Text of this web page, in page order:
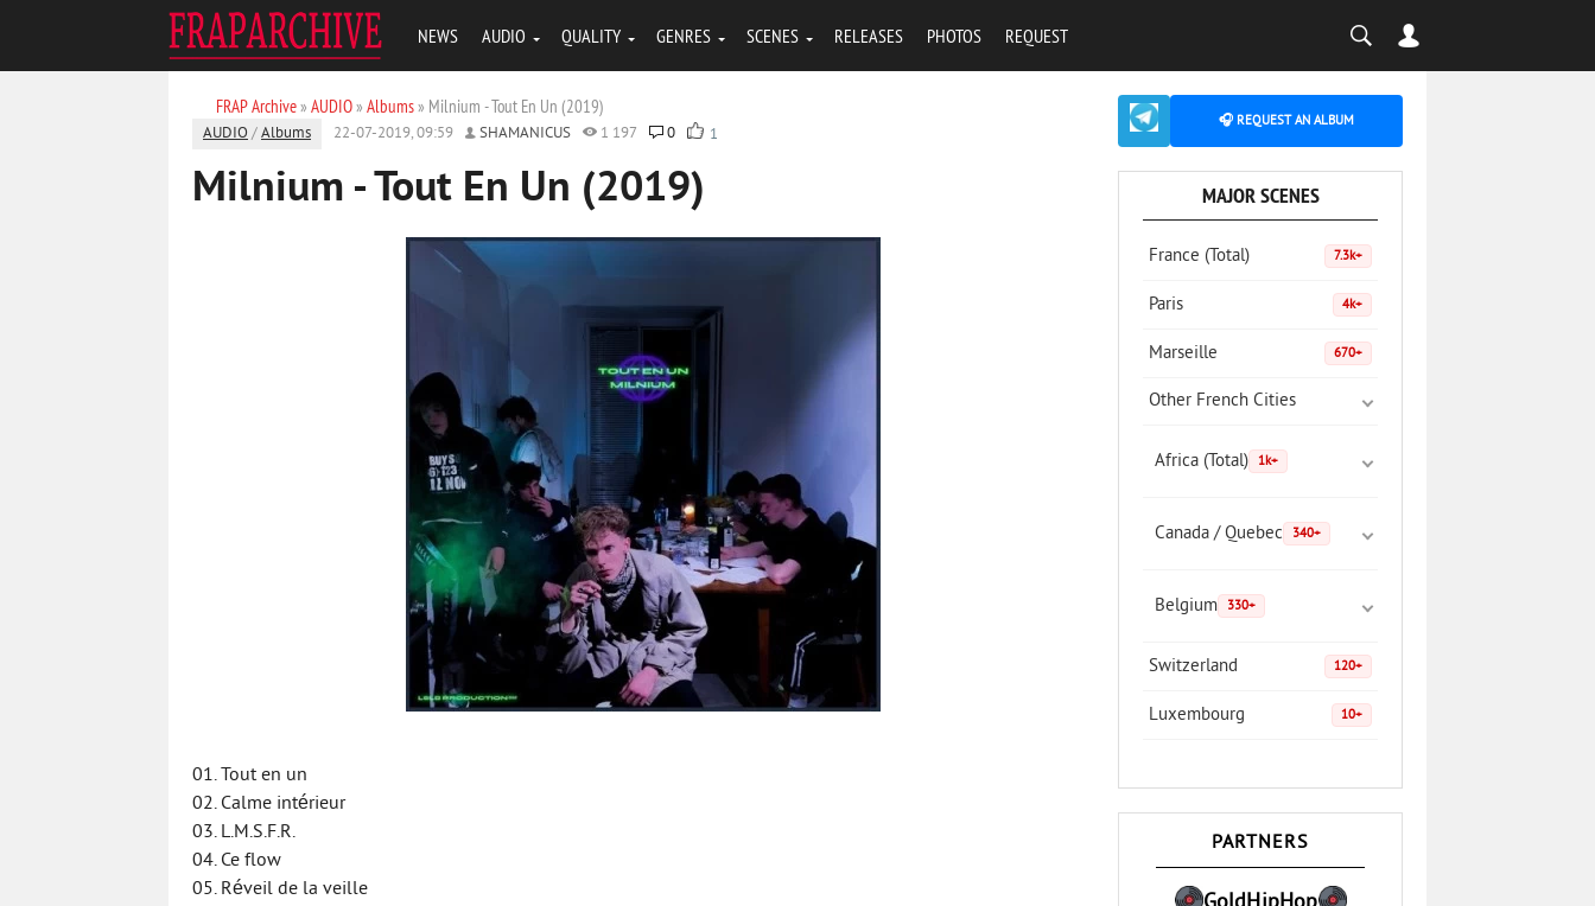
NEWS AUDIO QUALITY GENRES SCENES RELEASES PHOTOS REQUEST
FRAP Archive» AUDIO» Albums» Milnium - Tout En Un (2019)
AUDIO /Albums 22-07-2019, 09:59 SHAMANICUS 1 197 0 1
Milnium - Tout En Un (2019)
01. Tout en un
02. Calme intérieur
03. L.M.S.F.R.
04. Ce flow
05. Réveil de la veille
🎧 REQUEST AN ALBUM
MAJOR SCENES
France (Total) 7.3k+
Paris 4k+
Marseille 670+
Other French Cities
Africa (Total) 1k+
Canada / Quebec 340+
Belgium 330+
Switzerland 120+
Luxembourg 10+
PARTNERS